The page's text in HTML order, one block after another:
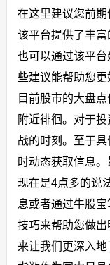
在这里建议您前期
该平台提供了丰
也可以通过该平
些建议能帮助您更
目前股市的大盘
附近徘徊。对于
战的时刻。至于
时动态获取信息
现在是4点多的说
息或者通过牛股
技巧来帮助您做
来让我们更深入